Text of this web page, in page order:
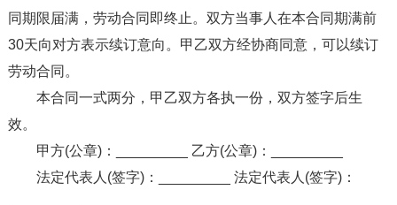
同期限届满，劳动合同即终止。双方当事人在本合同期满前
30天向对方表示续订意向。甲乙双方经协商同意，可以续订
劳动合同。
本合同一式两分，甲乙双方各执一份，双方签字后生
效。
甲方(公章)：_________ 乙方(公章)：_________
法定代表人(签字)：_________ 法定代表人(签字)：